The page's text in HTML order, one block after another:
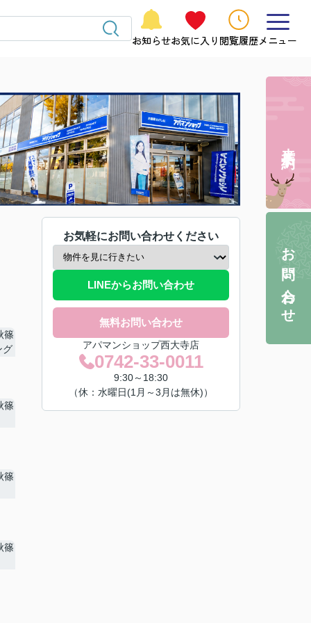
お知らせお気に入り 閲覧履歴メニュー
お気軽にお問い合わせください
LINEからお問い合わせ
無料お問い合わせ
アパマンショップ西大寺店
0742-33-0011
9:30～18:30
（休：水曜日(1月～3月は無休)）
お問い合わせ